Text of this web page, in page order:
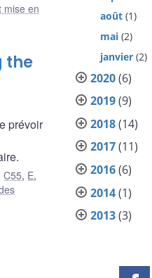
mise en
the
prévoir
C55, E,
août (1)
mai (2)
janvier (2)
2020(6)
2019(9)
2018(14)
2017(11)
2016(6)
2014(1)
2013(3)